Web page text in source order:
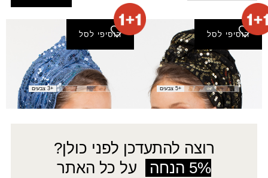
הוסיפי לסל
צעיף כרמים
₪80.00
+5 צבעים
הוסיפי לסל
צעיף שמשות
₪80.00
+3 צבעים
רוצה להתעדכן לפני כולן?
5% הנחה
על כל האתר